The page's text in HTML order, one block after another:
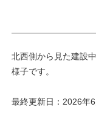
北西側から見た建設
様子です。
最終更新日：2026年